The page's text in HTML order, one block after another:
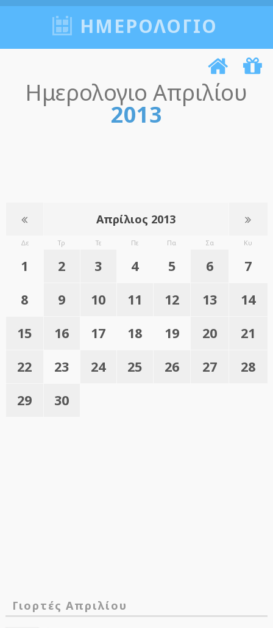
ΗΜΕΡΟΛΟΓΙΟ
Ημερολογιο Απριλίου
2013
Απρίλιος 2013
Δε Τρ Τε Πε Πα Σα Κυ
1 2 3 4 5 6
7
8
9 10 11 12 13
14
15
16 17 18 19 20
21
22
23 24 25 26 27
28
29
30
Γιορτές Απριλίου